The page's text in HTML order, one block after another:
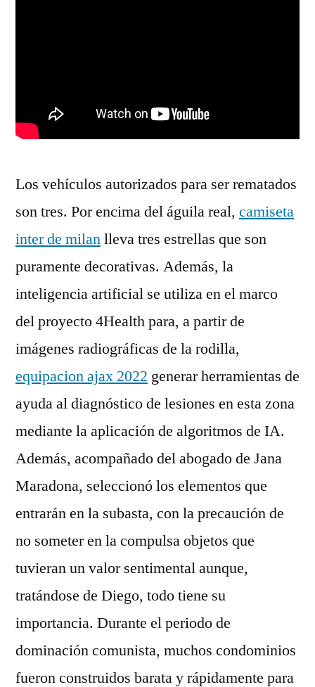
Los vehículos autorizados para ser rematados
son tres. Por encima del águila real, camiseta
inter de milanlleva tres estrellas que son
puramente decorativas. Además, la
inteligencia artificial se utiliza en el marco
del proyecto 4Health para, a partir de
imágenes radiográficas de la rodilla,
equipacion ajax 2022 generar herramientas de
ayuda al diagnóstico de lesiones en esta zona
mediante la aplicación de algoritmos de IA.
Además, acompañado del abogado de Jana
Maradona, seleccionó los elementos que
entrarán en la subasta, con la precaución de
no someter en la compulsa objetos que
tuvieran un valor sentimental aunque,
tratándose de Diego, todo tiene su
importancia. Durante el periodo de
dominación comunista, muchos condominios
fueron construidos barata y rápidamente para